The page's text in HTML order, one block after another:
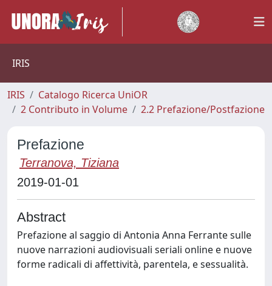
IRIS
IRIS
Catalogo Ricerca UniOR
2 Contributo in Volume
2.2 Prefazione/Postfazione
Prefazione
Terranova, Tiziana
2019-01-01
Abstract
Prefazione al saggio di Antonia Anna Ferrante sulle
nuove narrazioni audiovisuali seriali online e nuove
forme radicali di affettività, parentela, e sessualità.